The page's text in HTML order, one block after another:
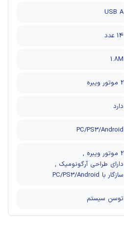
USB A
14 عدد
1.8M
2 موتور ویبره
دارد
PC/PS3/Android
2 موتور ویبره
,
دارای طراحی آرگونومیک ,
سازگار با PC/PS3/Android
توسن سیستم